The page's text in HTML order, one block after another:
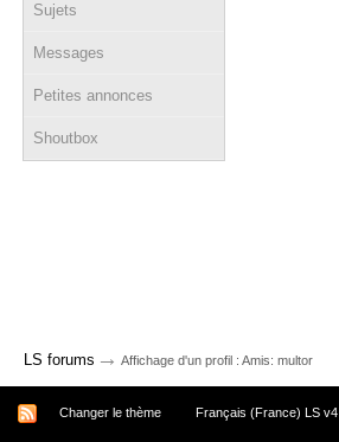
Sujets
Messages
Petites annonces
Shoutbox
LS forums → Affichage d'un profil : Amis: multor
Changer le thème Français (France) LS v4